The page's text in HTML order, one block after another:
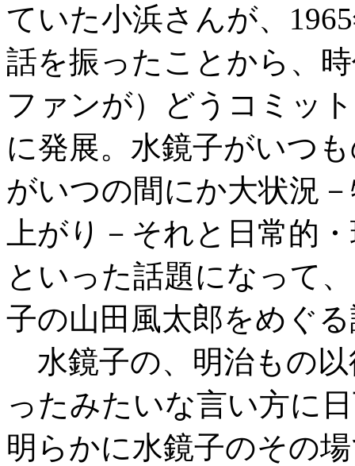
ていた小浜さんが、
話を振ったことから、
ファンが）どうコミッ
に発展。水鏡子がいつ
がいつの間にか大状況
上がり－それと日常的
といった話題になって
子の山田風太郎をめぐ
水鏡子の、明治もの以
ったみたいな言い方に
明らかに水鏡子のその